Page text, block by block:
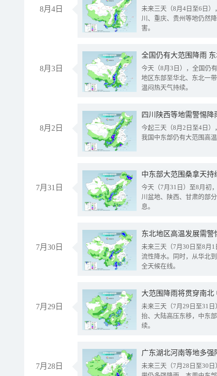
8月4日
未来三天（8月4日至6日
川、重庆、贵州等地仍然
害。
8月3日
全国仍有大范围降雨
今天（8月3日），全国仍
地区东部至华北、东北一
温闷热天气持续。
8月2日
今起三天（8月2日至4日
我国中东部仍有大范围高
7月31日
中东部大范围桑拿天
今天（7月31日）至8月初
川盆地、陕西、甘肃的部
息。
7月30日
东北地区高温发展需
未来三天（7月30日至8月
流性降水。同时，从华北
全天候在线。
7月29日
大范围降雨将贯穿南
未来三天（7月29日至31
抬、大陆高压东移，中东
续。
7月28日
广东湖北河南等地多
未来三天（7月28日至30